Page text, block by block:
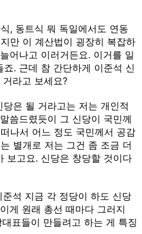
, 동트식 뭐 독일에서도 연동
만 이 계산법이 굉장히 복잡하
어나고 이러거든요. 이거를 일
. 근데 참 간단하게 이준석 신
라고 보세요?
은 될 거라고는 저는 개인적
씀드렸듯이 그 신당이 국민께
나서 어느 정도 국민께서 공감
별개로 저는 그건 좀 조금 더
보고요. 신당은 창당할 것이다
석 지금 각 정당이 하도 신당
게 원래 총선 때마다 그러지
표들이 만들려고 하는 게 특징